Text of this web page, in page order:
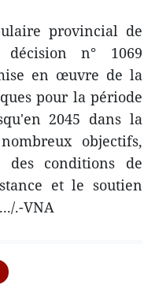
provincial de
n° 1069
en œuvre de la
pour la période
2045 dans la
objectifs,
des conditions de
et le soutien
.-VNA